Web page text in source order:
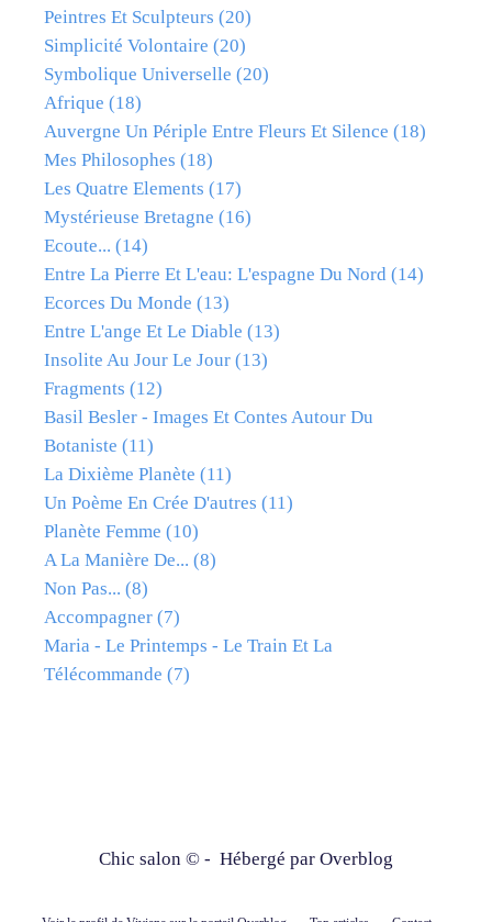
Peintres Et Sculpteurs (20)
Simplicité Volontaire (20)
Symbolique Universelle (20)
Afrique (18)
Auvergne Un Périple Entre Fleurs Et Silence (18)
Mes Philosophes (18)
Les Quatre Elements (17)
Mystérieuse Bretagne (16)
Ecoute... (14)
Entre La Pierre Et L'eau: L'espagne Du Nord (14)
Ecorces Du Monde (13)
Entre L'ange Et Le Diable (13)
Insolite Au Jour Le Jour (13)
Fragments (12)
Basil Besler - Images Et Contes Autour Du
Botaniste (11)
La Dixième Planète (11)
Un Poème En Crée D'autres (11)
Planète Femme (10)
A La Manière De... (8)
Non Pas... (8)
Accompagner (7)
Maria - Le Printemps - Le Train Et La
Télécommande (7)
Chic salon © - Hébergé par Overblog